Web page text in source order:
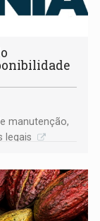
manutenção,
legais